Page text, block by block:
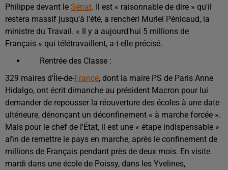
Philippe devant le Sénat. Il est « raisonnable de dire » qu'il
restera massif jusqu'à l'été, a renchéri Muriel Pénicaud, la
ministre du Travail. « Il y a aujourd'hui 5 millions de
Français » qui télétravaillent, a-t-elle précisé.
Rentrée des Classe :
329 maires d'Île-de-France, dont la maire PS de Paris Anne
Hidalgo, ont écrit dimanche au président Macron pour lui
demander de repousser la réouverture des écoles à une date
ultérieure, dénonçant un déconfinement « à marche forcée ».
Mais pour le chef de l'État, il est une « étape indispensable »
afin de remettre le pays en marche, après le confinement de
millions de Français pendant près de deux mois. En visite
mardi dans une école de Poissy, dans les Yvelines,